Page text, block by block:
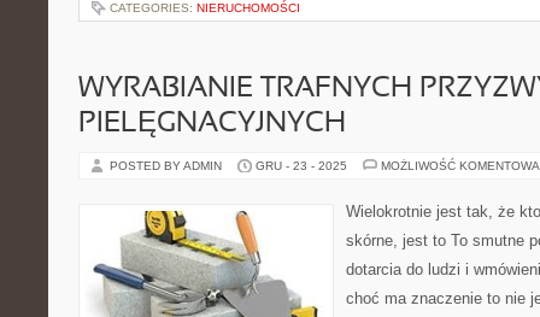
CATEGORIES: NIERUCHOMOŚCI
WYRABIANIE TRAFNYCH
PIELĘGNACYJNYCH
POSTED BY ADMIN GRU - 23 - 2025 MOŻLIWOŚĆ
Wielokrotnie jest tak, że
skórne, jest to To smutne
dotarcia do ludzi i
choć ma znaczenie to nie